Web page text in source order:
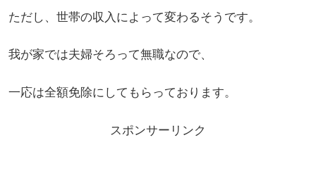
ただし、世帯の収入によって変わるそうです。
我が家では夫婦そろって無職なので、
一応は全額免除にしてもらっております。
スポンサーリンク